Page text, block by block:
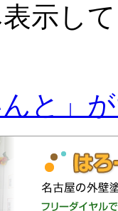
示し
んと」